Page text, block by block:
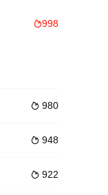
998
 980
 948
 922